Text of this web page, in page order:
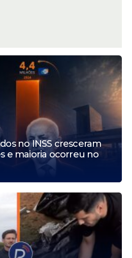
no INSS cresceram
e maioria ocorreu no